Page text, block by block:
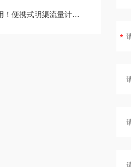
式明渠流量计定期维护保养方法大汇总